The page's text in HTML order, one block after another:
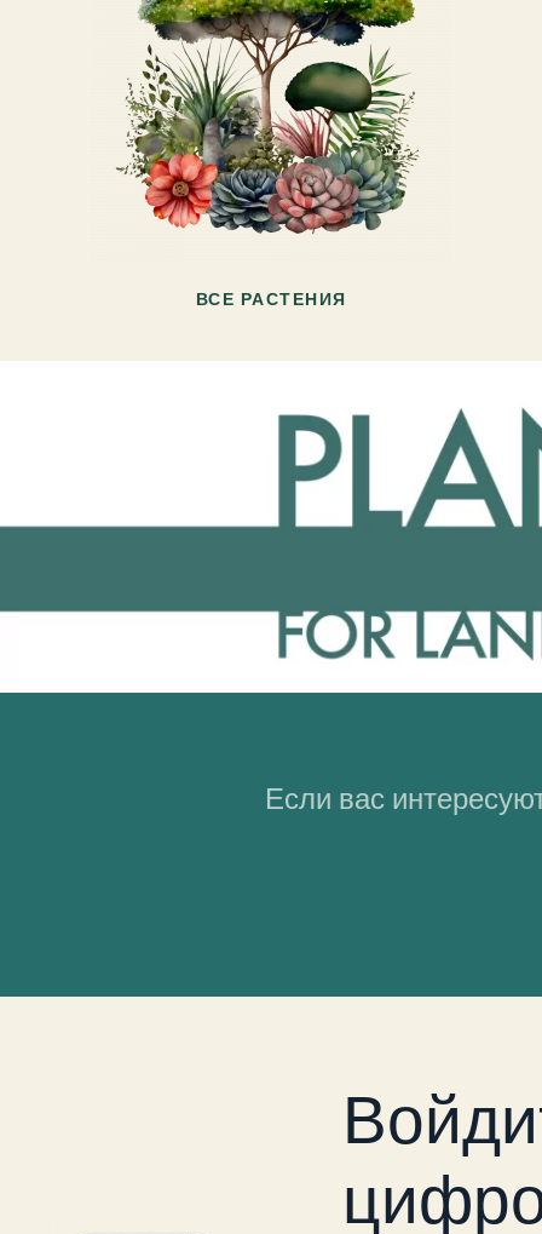
ВСЕ РАСТЕНИЯ
Если вас